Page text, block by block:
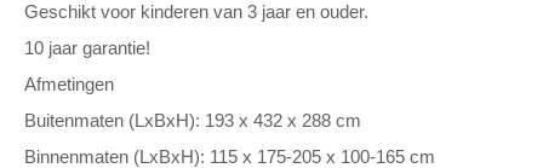
Geschikt voor kinderen van 3 jaar en ouder.
10 jaar garantie!
Afmetingen
Buitenmaten (LxBxH): 193 x 432 x 288 cm
Binnenmaten (LxBxH): 115 x 175-205 x 100-165 cm